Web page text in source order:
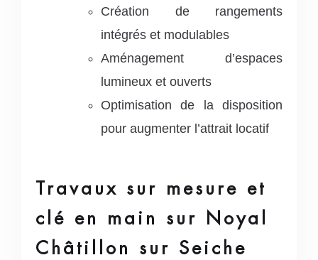
Création de rangements
intégrés et modulables
Aménagement d’espaces
lumineux et ouverts
Optimisation de la disposition
pour augmenter l’attrait locatif
Travaux sur mesure et
clé en main sur Noyal
Châtillon sur Seiche